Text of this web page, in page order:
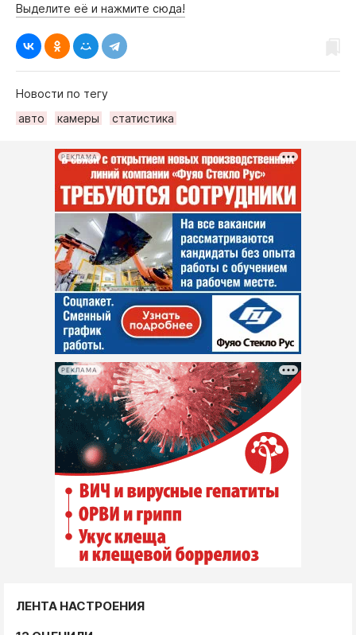
Выделите её и нажмите сюда!
Новости по тегу
авто
камеры статистика
РЕКЛАМА
РЕКЛАМА
ЛЕНТА НАСТРОЕНИЯ